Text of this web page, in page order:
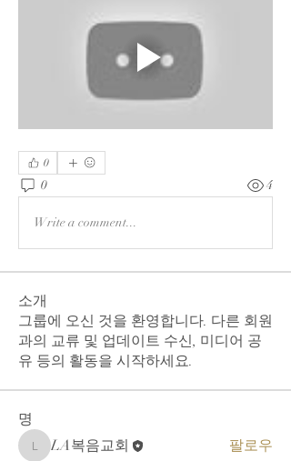
0
0 4
Write a comment...
소개
그룹에 오신 것을 환영합니다. 다른 회원
과의 교류 및 업데이트 수신, 미디어 공
유 등의 활동을 시작하세요.
명
LA복음교회
LA복음교회
팔로우